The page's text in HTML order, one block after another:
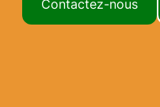
Contactez-nous